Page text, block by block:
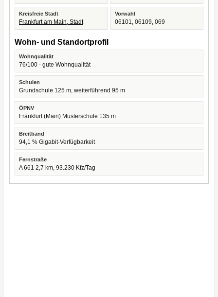
Kreisfreie Stadt
Frankfurt am Main, Stadt
Vorwahl
06101, 06109, 069
Wohn- und Standortprofil
Wohnqualität
76/100 - gute Wohnqualität
Schulen
Grundschule 125 m, weiterführend 95 m
ÖPNV
Frankfurt (Main) Musterschule 135 m
Breitband
94,1 % Gigabit-Verfügbarkeit
Fernstraße
A 661 2,7 km, 93.230 Kfz/Tag